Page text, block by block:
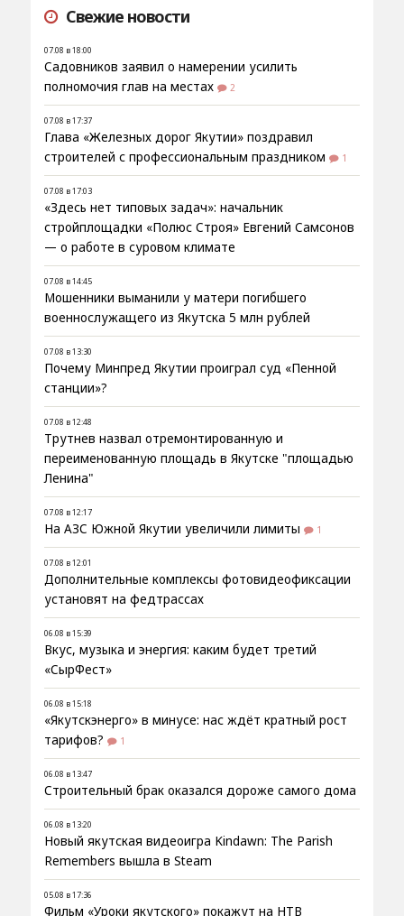
Свежие новости
07.08 в 18:00
Садовников заявил о намерении усилить
полномочия глав на местах
2
07.08 в 17:37
Глава «Железных дорог Якутии» поздравил
строителей с профессиональным праздником
1
07.08 в 17:03
«Здесь нет типовых задач»: начальник
стройплощадки «Полюс Строя» Евгений Самсонов
— о работе в суровом климате
07.08 в 14:45
Мошенники выманили у матери погибшего
военнослужащего из Якутска 5 млн рублей
07.08 в 13:30
Почему Минпред Якутии проиграл суд «Пенной
станции»?
07.08 в 12:48
Трутнев назвал отремонтированную и
переименованную площадь в Якутске "площадью
Ленина"
07.08 в 12:17
На АЗС Южной Якутии увеличили лимиты 1
07.08 в 12:01
Дополнительные комплексы фотовидеофиксации
установят на федтрассах
06.08 в 15:39
Вкус, музыка и энергия: каким будет третий
«СырФест»
06.08 в 15:18
«Якутскэнерго» в минусе: нас ждёт кратный рост
тарифов?
1
06.08 в 13:47
Строительный брак оказался дороже самого дома
06.08 в 13:20
Новый якутская видеоигра Kindawn: The Parish
Remembers вышла в Steam
05.08 в 17:36
Фильм «Уроки якутского» покажут на НТВ